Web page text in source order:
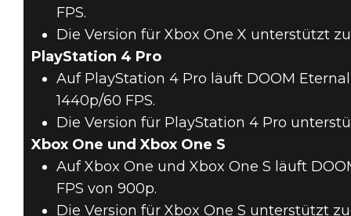
FPS.
Die Version für Xbox One X unterstützt
PlayStation 4 Pro
Auf PlayStation 4 Pro läuft DOOM
1440p/60 FPS.
Die Version für PlayStation 4 Pro
Xbox One und Xbox One S
Auf Xbox One und Xbox One S läuft
FPS von 900p.
Die Version für Xbox One S unterstützt